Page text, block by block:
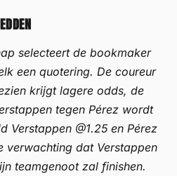
selecteert de bookmaker
een quotering. De coureur
krijgt lagere odds, de
tegen Pérez wordt
Verstappen @1.25 en Pérez
verwachting dat Verstappen
teamgenoot zal finishen.